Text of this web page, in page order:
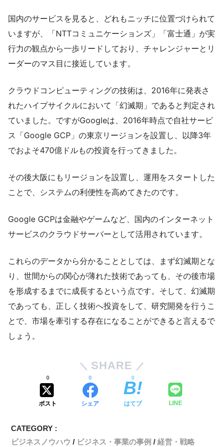
国内のサービスを見ると、どれもニッチに位置づけられて
いますが、「NTTコミュニケーションズ」「富士通」が実
行力の観点から一歩リードしており、チャレンジャーとリ
ーダーのマス目に接近しています。
クラウドコンピューティングの技術は、2016年に発表さ
れたハイプサイクルにおいて「幻滅期」であると判定され
ていました。ですがGoogleは、2016年時点で自社サービ
ス「Google GCP」の東京リージョンを設置し、以降3年
でおよそ470億ドルもの投資を行ってきました。
その後大阪にもリージョンを設置し、運用をスタートした
ことで、システムの利便性を高めてきたのです。
Google GCPは金融やゲームなど、国内のインターネット
サービスのクラウドサーバーとして活用されています。
これらのデータから分かることとしては、まず幻滅期とな
り、世間からの関心が薄れた技術であっても、その後市場
を形成するまでに成長するという点です。そして、幻滅期
であっても、正しく技術へ投資をして、研究開発を行うこ
とで、市場を牽引する存在になることができると言えるで
しょう。
SHARE
ポスト
0
シェア
0
はてブ
0
LINE
CATEGORY :
ビジネスノウハウ
ビジネス・事業の事例 経営・戦略